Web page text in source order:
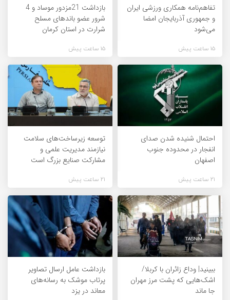
تفاهم‌نامه همکاری ورزشی ایران
و جمهوری آذربایجان امضا
می‌شود
15 ساعت پیش
بازداشت 21مزدور موساد و 4
شرور عضو باندهای مسلح
شرارت در استان کرمان
15 ساعت پیش
احتمال شنیده شدن صدای
انفجار در محدوده جنوب
اصفهان
21 ساعت پیش
توسعه زیرساخت‌های سلامت
نیازمند مدیریت علمی و
مشارکت صنایع بزرگ است
21 ساعت پیش
ببینید| وداع زائران با کربلا/
اشک‌هایی که پشت مرز مهران
جا ماند
بازداشت عامل ارسال تصاویر
پرتاب موشک به رسانه‌های
معاند در یزد